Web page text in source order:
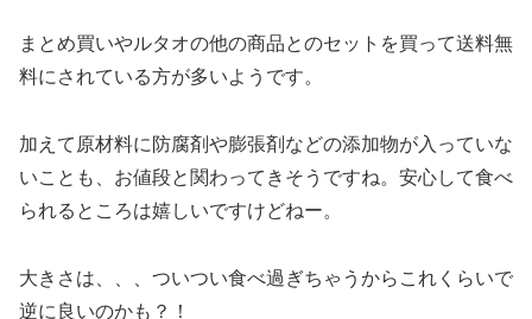
まとめ買いやルタオの他の商品とのセットを買って送料無
料にされている方が多いようです。
加えて原材料に防腐剤や膨張剤などの添加物が入っていな
いことも、お値段と関わってきそうですね。安心して食べ
られるところは嬉しいですけどねー。
大きさは、、、ついつい食べ過ぎちゃうからこれくらいで
逆に良いのかも？！